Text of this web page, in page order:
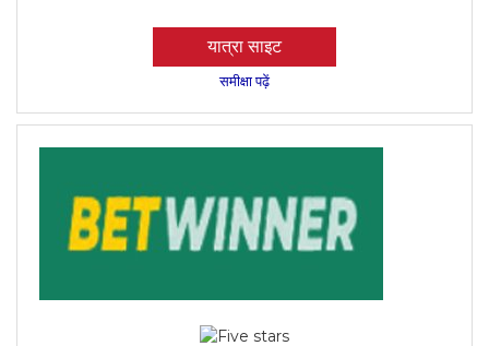
यात्रा साइट
समीक्षा पढ़ें